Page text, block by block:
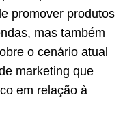
promover produtos
mas também
o cenário atual
marketing que
em relação à